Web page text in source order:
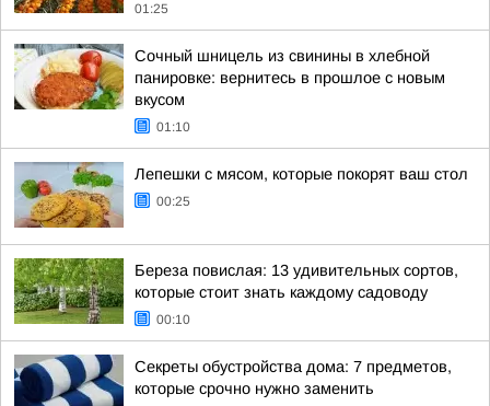
01:25
Сочный шницель из свинины в хлебной
панировке: вернитесь в прошлое с новым
вкусом
01:10
Лепешки с мясом, которые покорят ваш стол
00:25
Береза повислая: 13 удивительных сортов,
которые стоит знать каждому садоводу
00:10
Секреты обустройства дома: 7 предметов,
которые срочно нужно заменить